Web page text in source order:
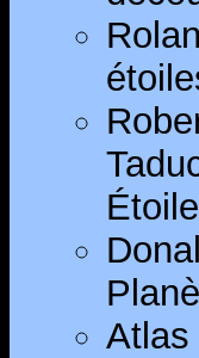
Atlas